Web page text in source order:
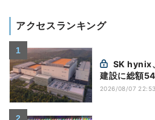
アクセスランキング
建設に総額
2026/08/07 22:53